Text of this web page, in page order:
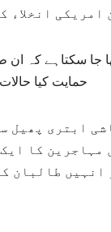
جا سکتاہے کہ
حمایت کیا
ابتری پھیل
کا
انہیں طالبان